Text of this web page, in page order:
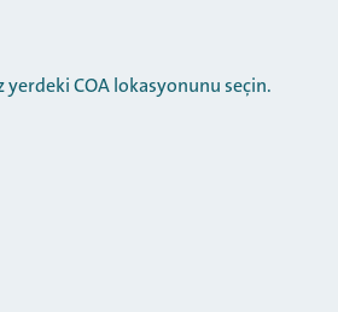
yerdeki COA lokasyonunu seçin.